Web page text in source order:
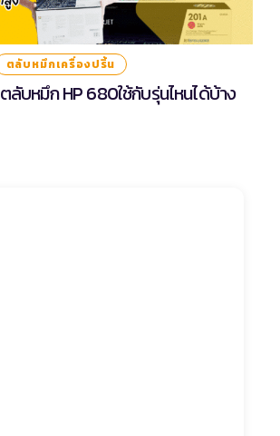
ตลับหมึกเครื่องปริ้น
บหมึก HP 680ใช้กับรุ่นไหนได้บ้าง